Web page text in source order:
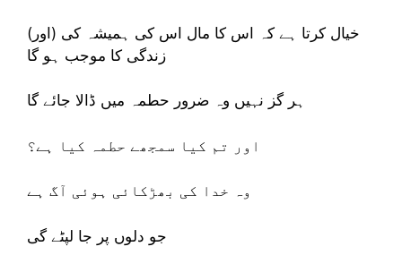
(اور) خیال کرتا ہے کہ اس کا مال اس کی ہمیشہ کی
زندگی کا موجب ہو گا
ہر گز نہیں وہ ضرور حطمہ میں ڈالا جائے گا
اور تم کیا سمجھے حطمہ کیا ہے؟
وہ خدا کی بھڑکائی ہوئی آگ ہے
جو دلوں پر جا لپٹے گی